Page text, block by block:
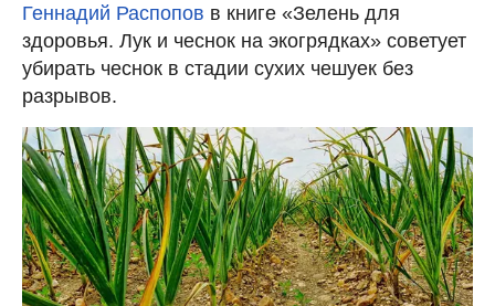
Геннадий Распопов в книге «Зелень для
здоровья. Лук и чеснок на экогрядках» советует
убирать чеснок в стадии сухих чешуек без
разрывов.